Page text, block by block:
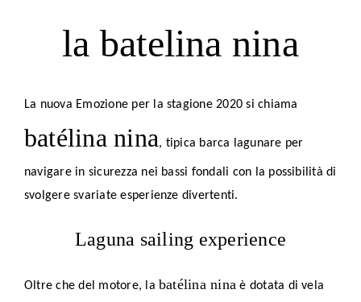
la batelina nina
La nuova Emozione per la stagione 2020 si chiama
batélina nina, tipica barca lagunare per
navigare in sicurezza nei bassi fondali con la possibilità di
svolgere svariate esperienze divertenti.
Laguna sailing experience
Oltre che del motore, la batélina nina è dotata di vela